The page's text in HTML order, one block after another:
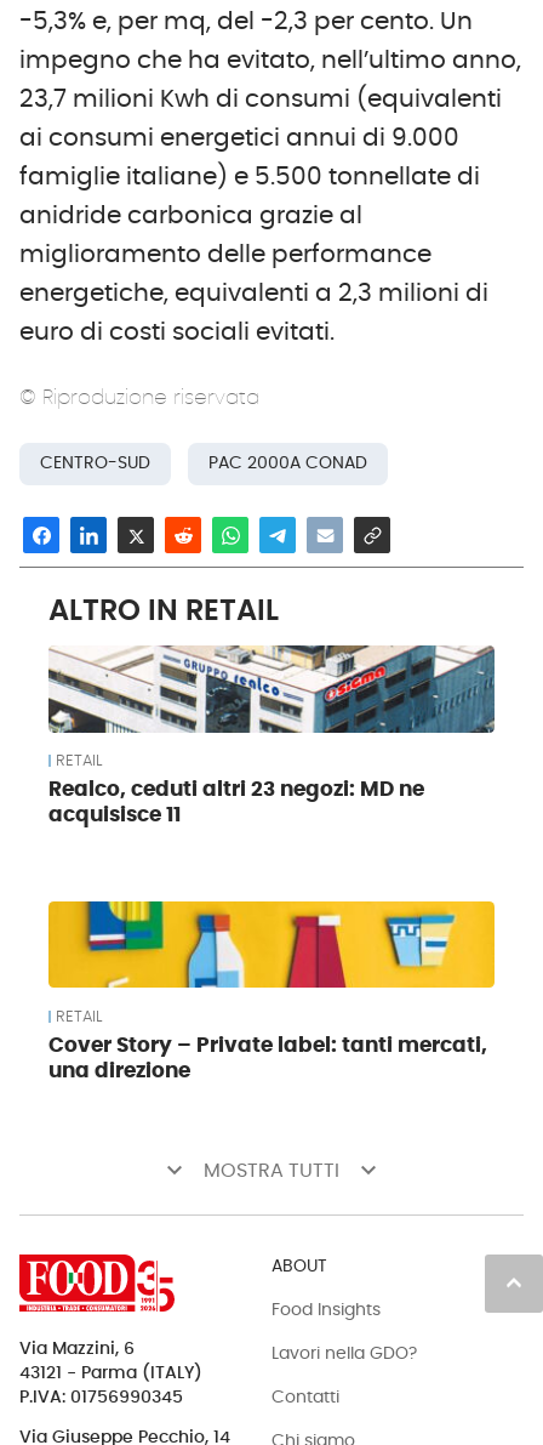
-5,3% e, per mq, del -2,3 per cento. Un
impegno che ha evitato, nell’ultimo anno,
23,7 milioni Kwh di consumi (equivalenti
ai consumi energetici annui di 9.000
famiglie italiane) e 5.500 tonnellate di
anidride carbonica grazie al
miglioramento delle performance
energetiche, equivalenti a 2,3 milioni di
euro di costi sociali evitati.
© Riproduzione riservata
CENTRO-SUD PAC 2000A CONAD
ALTRO IN RETAIL
RETAIL
Realco, ceduti altri 23 negozi: MD ne
acquisisce 11
RETAIL
Cover Story – Private label: tanti mercati,
una direzione
keyboard_arrow_down MOSTRA TUTTI keyboard_arrow_down
keyboard_arrow_up
Via Mazzini, 6
43121 - Parma (ITALY)
P.IVA: 01756990345
Via Giuseppe Pecchio, 14
ABOUT
Food Insights
Lavori nella GDO?
Contatti
Chi siamo